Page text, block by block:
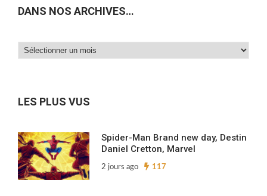
DANS NOS ARCHIVES…
Dans
LES PLUS VUS
Spider-Man Brand new day, Destin
Daniel Cretton, Marvel
2 jours ago 117